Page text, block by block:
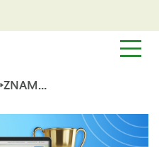
ZNAMY JUŻ ZWYCIĘZCĘ! SPRAWDŹ KONIECZNIE, KTO POKONAŁ KONKURENCJĘ I WYGRAŁ EDU DIETETYKPRO